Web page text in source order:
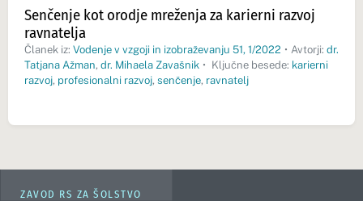
Senčenje kot orodje mreženja za karierni razvoj
ravnatelja
Članek iz: Vodenje v vzgoji in izobraževanju 51, 1/2022 • Avtorji: dr.
Tatjana Ažman, dr. Mihaela Zavašnik • Ključne besede: karierni
razvoj, profesionalni razvoj, senčenje, ravnatelj
ZAVOD RS ZA ŠOLSTVO